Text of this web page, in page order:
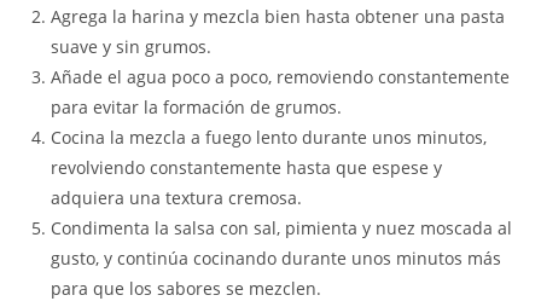
Agrega la harina y mezcla bien hasta obtener una pasta
suave y sin grumos.
Añade el agua poco a poco, removiendo constantemente
para evitar la formación de grumos.
Cocina la mezcla a fuego lento durante unos minutos,
revolviendo constantemente hasta que espese y
adquiera una textura cremosa.
Condimenta la salsa con sal, pimienta y nuez moscada al
gusto, y continúa cocinando durante unos minutos más
para que los sabores se mezclen.